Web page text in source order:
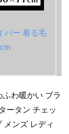
わ暖かい ブラ
ータン チェッ
メンズ レディ